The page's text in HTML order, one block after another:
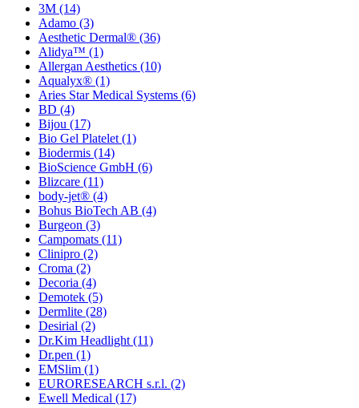
3M (14)
Adamo (3)
Aesthetic Dermal® (36)
Alidya™ (1)
Allergan Aesthetics (10)
Aqualyx® (1)
Aries Star Medical Systems (6)
BD (4)
Bijou (17)
Bio Gel Platelet (1)
Biodermis (14)
BioScience GmbH (6)
Blizcare (11)
body-jet® (4)
Bohus BioTech AB (4)
Burgeon (3)
Campomats (11)
Clinipro (2)
Croma (2)
Decoria (4)
Demotek (5)
Dermlite (28)
Desirial (2)
Dr.Kim Headlight (11)
Dr.pen (1)
EMSlim (1)
EURORESEARCH s.r.l. (2)
Ewell Medical (17)